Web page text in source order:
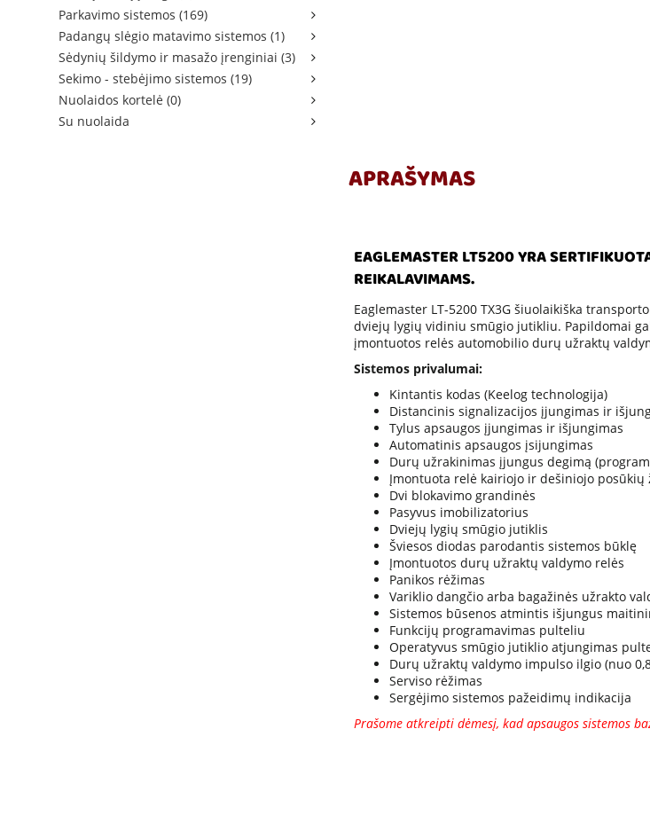
Parkavimo sistemos (169)
Padangų slėgio matavimo sistemos (1)
Sėdynių šildymo ir masažo įrenginiai (3)
Sekimo - stebėjimo sistemos (19)
Nuolaidos kortelė (0)
Su nuolaida
APRAŠYMAS
EAGLEMASTER LT5200 YRA
REIKALAVIMAMS.
Eaglemaster LT-5200 TX3G šiuolaikiška
dviejų lygių vidiniu smūgio jutikliu. Papildomai
įmontuotos relės automobilio durų užraktų
Sistemos privalumai:
Kintantis kodas (Keelog technologija)
Distancinis signalizacijos įjungimas ir
Tylus apsaugos įjungimas ir išjungimas
Automatinis apsaugos įsijungimas
Durų užrakinimas įjungus degimą
Įmontuota relė kairiojo ir dešiniojo
Dvi blokavimo grandinės
Pasyvus imobilizatorius
Dviejų lygių smūgio jutiklis
Šviesos diodas parodantis sistemos būklę
Įmontuotos durų užraktų valdymo relės
Panikos rėžimas
Variklio dangčio arba bagažinės užrakto
Sistemos būsenos atmintis išjungus
Funkcijų programavimas pulteliu
Operatyvus smūgio jutiklio atjungimas
Durų užraktų valdymo impulso ilgio (nuo
Serviso rėžimas
Sergėjimo sistemos pažeidimų indikacija
Prašome atkreipti dėmesį, kad apsaugos sistemos